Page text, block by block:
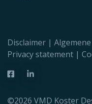
©2026 VMD Koster
Disclaimer
Privacy statement